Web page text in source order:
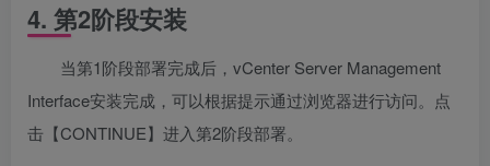
4. 第2阶段安装
当第1阶段部署完成后，vCenter Server Management
Interface安装完成，可以根据提示通过浏览器进行访问。点
击【CONTINUE】进入第2阶段部署。